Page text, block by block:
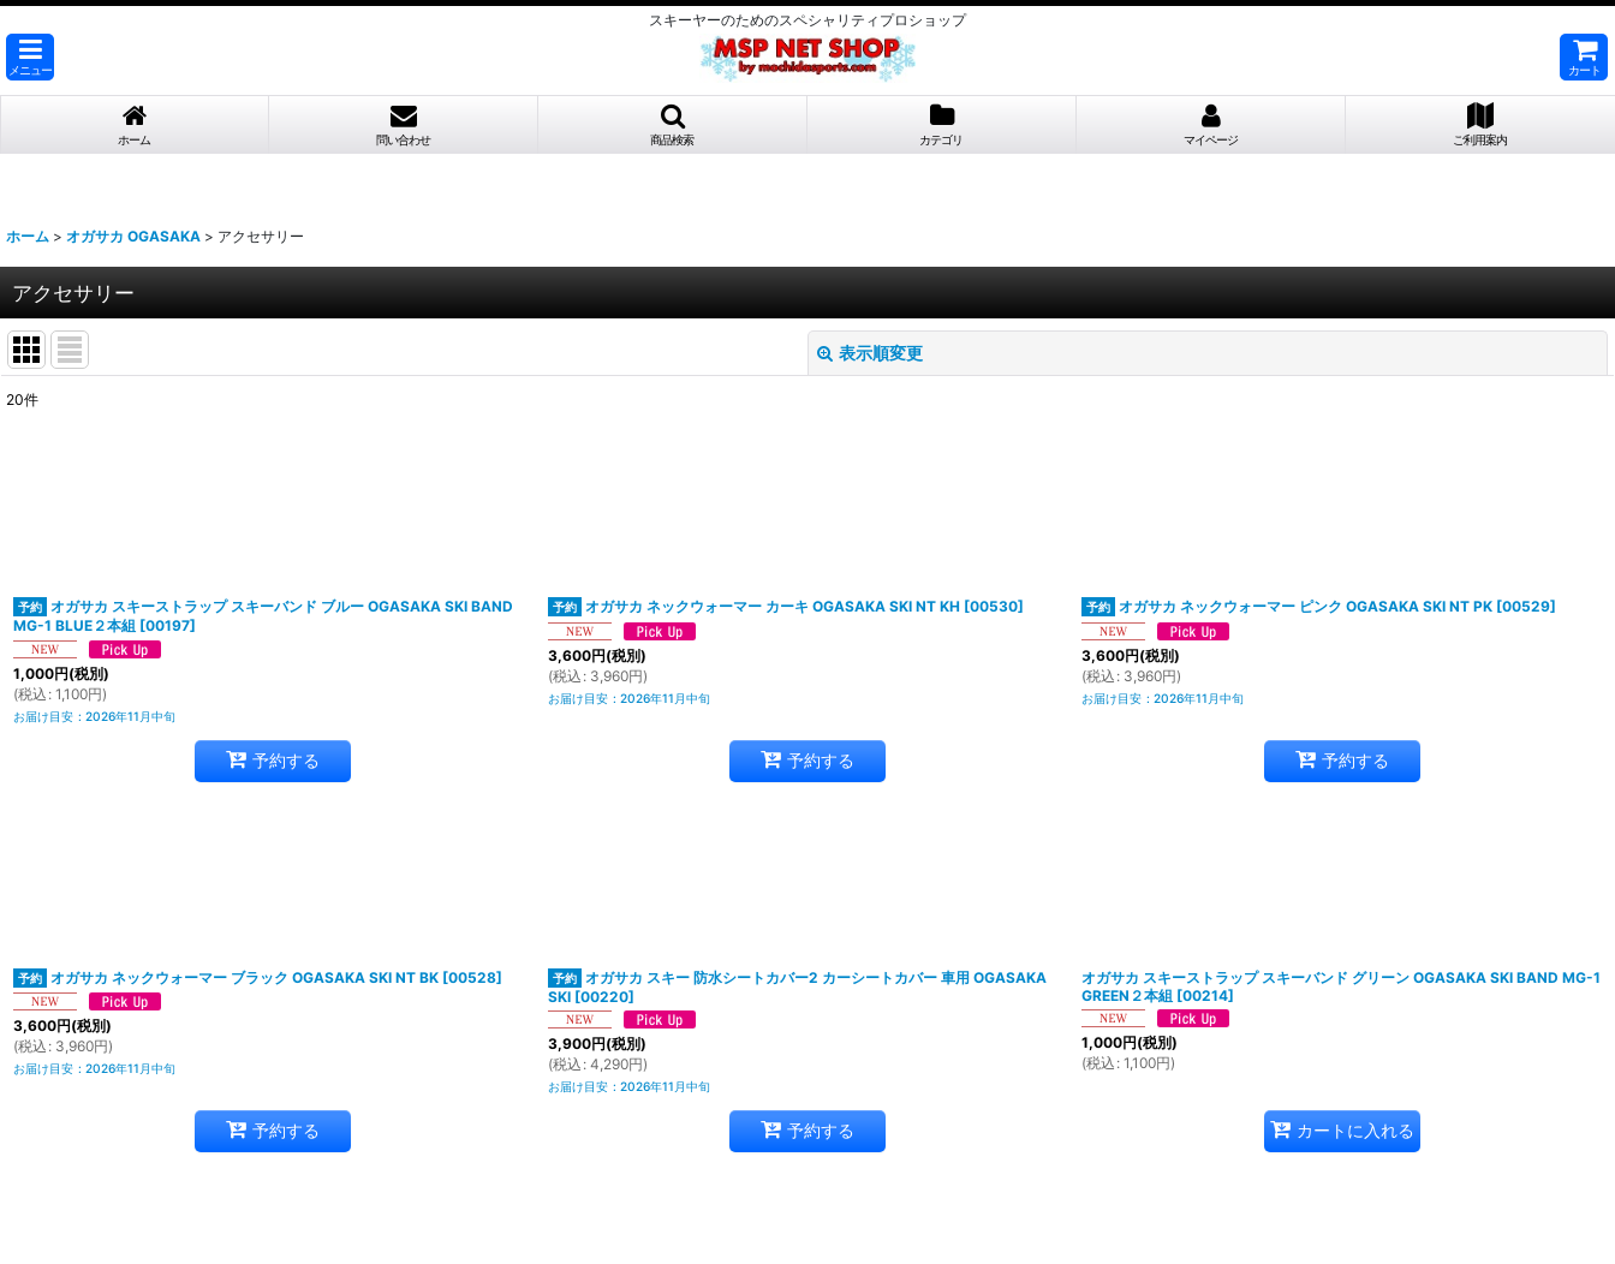
スキーヤーのためのスペシャリティプロショップ
メニュー カート
ホーム 問い合わせ 商品検索 カテゴリ マイページ ご利用案内
ホーム > オガサカ OGASAKA > アクセサリー
アクセサリー
表示順変更
20件
オガサカ スキーストラップ スキーバンド ブルー OGASAKA SKI BAND
MG-1 BLUE２本組 [00197]
1,000円(税別)
(税込 : 1,100円)
お届け目安 : 2026年11月中旬
予約する
オガサカ ネックウォーマー カーキ OGASAKA SKI NT KH [00530]
3,600円(税別)
(税込 : 3,960円)
お届け目安 : 2026年11月中旬
予約する
オガサカ ネックウォーマー ピンク OGASAKA SKI NT PK [00529]
3,600円(税別)
(税込 : 3,960円)
お届け目安 : 2026年11月中旬
予約する
オガサカ ネックウォーマー ブラック OGASAKA SKI NT BK [00528]
3,600円(税別)
(税込 : 3,960円)
お届け目安 : 2026年11月中旬
予約する
オガサカ スキー 防水シートカバー2 カーシートカバー 車用 OGASAKA
SKI [00220]
3,900円(税別)
(税込 : 4,290円)
お届け目安 : 2026年11月中旬
予約する
オガサカ スキーストラップ スキーバンド グリーン OGASAKA SKI BAND MG-1
GREEN２本組 [00214]
1,000円(税別)
(税込 : 1,100円)
カートに入れる